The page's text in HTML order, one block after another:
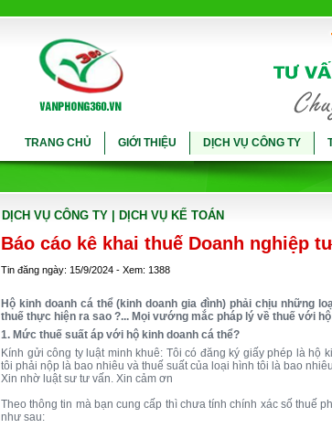
TRANG CHỦ GIỚI THIỆU DỊCH VỤ CÔNG TY
DỊCH VỤ CÔNG TY | DỊCH VỤ KẾ TOÁN
Báo cáo kê khai thuế Doanh nghiệp
Tin đăng ngày: 15/9/2024 - Xem: 1388
Hộ kinh doanh cá thể (kinh doanh gia đình) phải chịu những
thuế thực hiện ra sao ?... Mọi vướng mắc pháp lý về thuế với
1. Mức thuế suất áp với hộ kinh doanh cá thể?
Kính gửi công ty luật minh khuê: Tôi có đăng ký giấy phép là hộ
tôi phải nộp là bao nhiêu và thuế suất của loại hình tôi là bao
Xin nhờ luật sư tư vấn. Xin cảm ơn
Theo thông tin mà bạn cung cấp thì chưa tính chính xác số thuế
như sau: